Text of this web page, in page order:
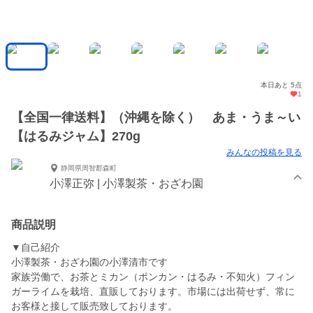
本日あと 5点
1
【全国一律送料】（沖縄を除く） あま・うま～い
【はるみジャム】270g
みんなの投稿を見る
静岡県周智郡森町
小澤正弥 | 小澤製茶・おざわ園
商品説明
▼自己紹介
小澤製茶・おざわ園の小澤清市です
家族労働で、お茶とミカン（ポンカン・はるみ・不知火）フィン
ガーライムを栽培、直販しております。市場には出荷せず、常に
お客様と接して販売致しております。